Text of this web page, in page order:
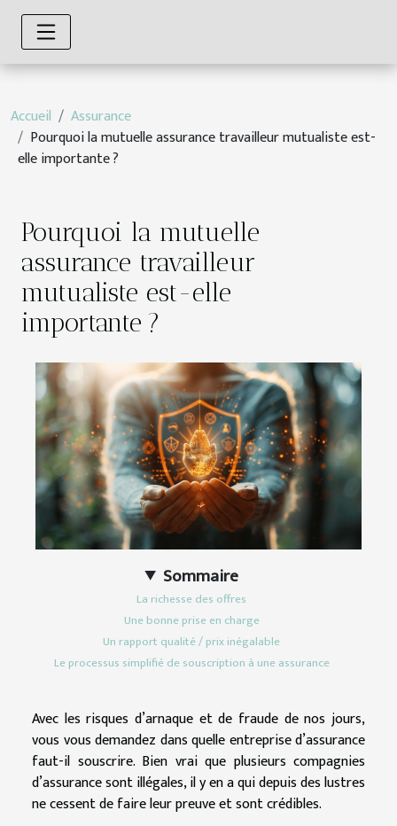
Accueil
Assurance
Pourquoi la mutuelle assurance travailleur mutualiste est-
elle importante ?
Pourquoi la mutuelle
assurance travailleur
mutualiste est-elle
importante ?
Sommaire
La richesse des offres
Une bonne prise en charge
Un rapport qualité / prix inégalable
Le processus simplifié de souscription à une assurance
Avec les risques d’arnaque et de fraude de nos jours,
vous vous demandez dans quelle entreprise d’assurance
faut-il souscrire. Bien vrai que plusieurs compagnies
d’assurance sont illégales, il y en a qui depuis des lustres
ne cessent de faire leur preuve et sont crédibles.